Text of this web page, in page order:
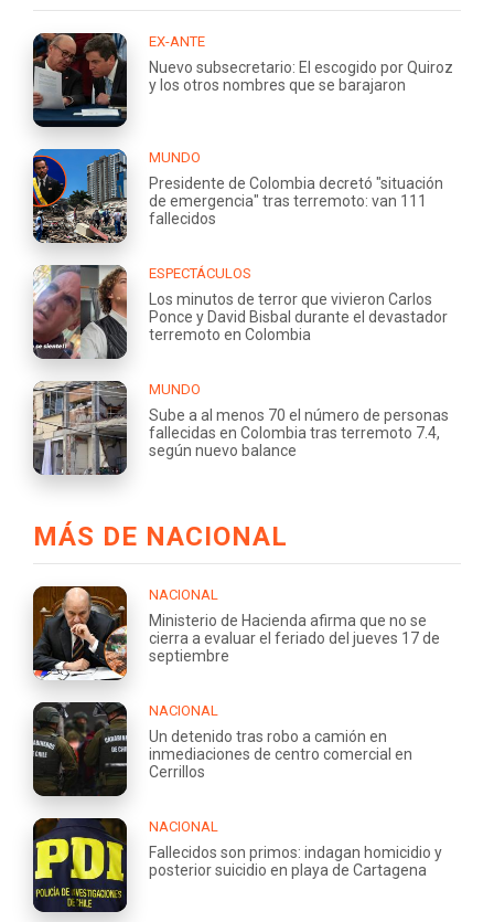
EX-ANTE
Nuevo subsecretario: El escogido por Quiroz
y los otros nombres que se barajaron
MUNDO
Presidente de Colombia decretó "situación
de emergencia" tras terremoto: van 111
fallecidos
ESPECTÁCULOS
Los minutos de terror que vivieron Carlos
Ponce y David Bisbal durante el devastador
terremoto en Colombia
MUNDO
Sube a al menos 70 el número de personas
fallecidas en Colombia tras terremoto 7.4,
según nuevo balance
MÁS DE NACIONAL
NACIONAL
Ministerio de Hacienda afirma que no se
cierra a evaluar el feriado del jueves 17 de
septiembre
NACIONAL
Un detenido tras robo a camión en
inmediaciones de centro comercial en
Cerrillos
NACIONAL
Fallecidos son primos: indagan homicidio y
posterior suicidio en playa de Cartagena